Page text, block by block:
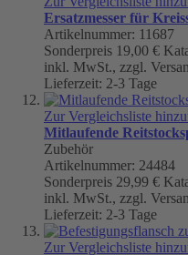
Ersatzmesser für
Artikelnummer: 11687
Sonderpreis 19,00 €
inkl. MwSt., zzgl.
Lieferzeit: 2-3 Tage
Zur Vergleichsliste
Mitlaufende
Zubehör
Artikelnummer: 24484
Sonderpreis 29,99 €
inkl. MwSt., zzgl.
Lieferzeit: 2-3 Tage
Zur Vergleichsliste